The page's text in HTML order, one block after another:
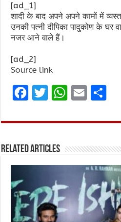
[ad_1]
शादी के बाद अपने अपने कामों में
उनकी पत्नी दीपिका पादुकोण के घर
नजर आने वाले हैं।
[ad_2]
Source link
F
ce
o
o
k
T
it
r
W
at
A
p
p
E
ai
Related Articles